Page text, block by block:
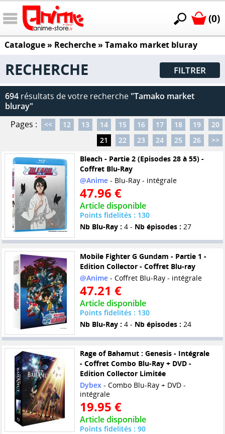
(0)
Catalogue» Recherche » Tamako market bluray
RECHERCHE FILTRER
694 résultats de votre recherche "Tamako market
bluray"
Pages :
<< 12 13 14 15 16 17 18 19
20
21
22 23 24 25 26
>>
Bleach - Partie 2 (Episodes 28 à 55) -
Coffret Blu-Ray
@Anime- Blu-Ray - intégrale
47.96 €
Article disponible
Points fidelités : 130
Nb Blu-Ray : 4 - Nb épisodes : 27
Mobile Fighter G Gundam - Partie 1 -
Edition Collector - Coffret Blu-ray
@Anime- Coffret Blu-Ray - intégrale
47.21 €
Article disponible
Points fidelités : 130
Nb Blu-Ray : 4 - Nb épisodes : 24
Rage of Bahamut : Genesis - Intégrale
- Coffret Combo Blu-Ray + DVD -
Edition Collector Limitée
Dybex - Combo Blu-Ray + DVD -
intégrale
19.95 €
Article disponible
Points fidelités : 90